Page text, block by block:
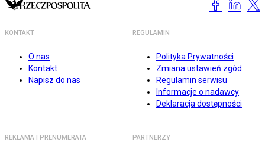
KONTAKT
O nas
Kontakt
Napisz do nas
REGULAMIN
Polityka Prywatności
Zmiana ustawień zgód
Regulamin serwisu
Informacje o nadawcy
Deklaracja dostępności
REKLAMA I PRENUMERATA PARTNERZY